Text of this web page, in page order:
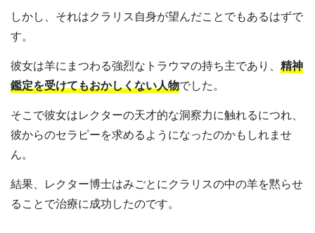
しかし、それはクラリス自身が望んだことでもあるはずで
す。
彼女は羊にまつわる強烈なトラウマの持ち主であり、 精神
鑑定を受けてもおかしくない人物でした。
そこで彼女はレクターの天才的な洞察力に触れるにつれ、
彼からのセラピーを求めるようになったのかもしれませ
ん。
結果、レクター博士はみごとにクラリスの中の羊を黙らせ
ることで治療に成功したのです。